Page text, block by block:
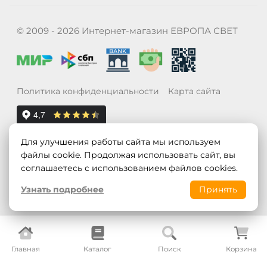
Главная Каталог Поиск Корзина
© 2009 - 2026 Интернет-магазин ЕВРОПА СВЕТ
Политика конфиденциальности Карта сайта
Для улучшения работы сайта мы используем
файлы cookie. Продолжая использовать сайт, вы
соглашаетесь с использованием файлов cookies.
Узнать подробнее
Принять